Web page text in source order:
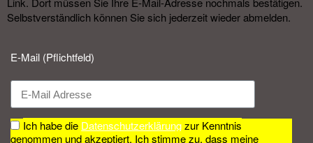
Selbstverständlich können Sie sich jederzeit wieder abmelden.​
E-Mail (Pflichtfeld)
Ich habe die Datenschutzerklärungzur Kenntnis
genommen und akzeptiert. Ich stimme zu, dass meine